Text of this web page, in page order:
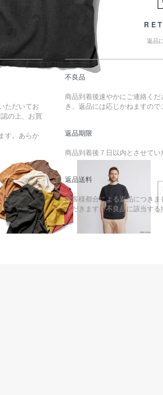
ただいてお
の上、お買
す。あらか
返品
不良品
商品到着後速やかにご連絡く
き、返品には応じかねますので
返品期限
商品到着後７日以内とさせてい
返品送料
お客様都合による返品につき
ただきます。不良品に該当する